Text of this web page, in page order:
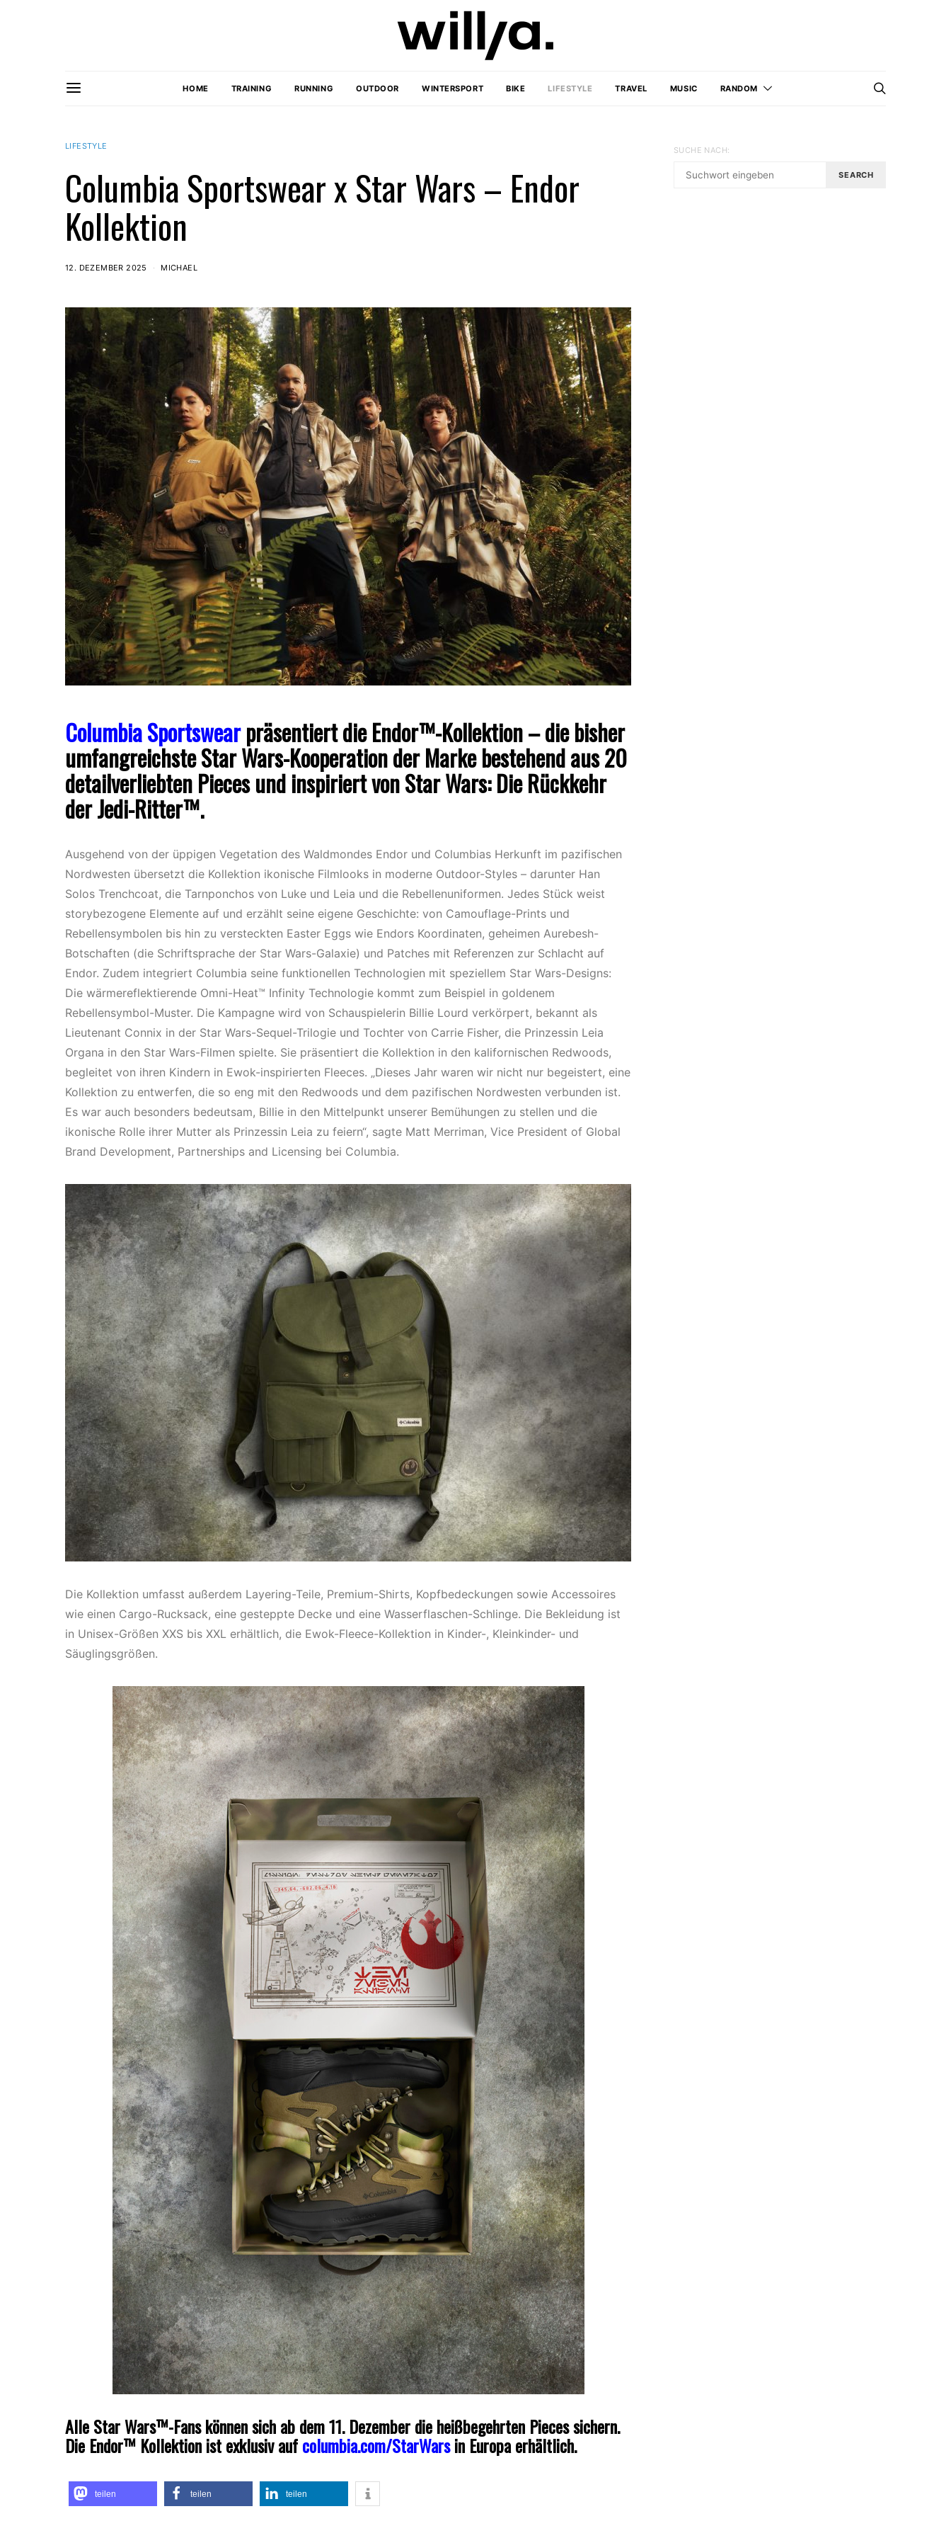
HOME TRAINING RUNNING OUTDOOR WINTERSPORT BIKE LIFESTYLE TRAVEL MUSIC RANDOM
LIFESTYLE
Columbia Sportswear x Star Wars – Endor
Kollektion
12. DEZEMBER 2025 MICHAEL
Columbia Sportswearpräsentiert die Endor™-Kollektion – die bisher
umfangreichste Star Wars-Kooperation der Marke bestehend aus 20
detailverliebten Pieces und inspiriert von Star Wars: Die Rückkehr
der Jedi-Ritter™.
Ausgehend von der üppigen Vegetation des Waldmondes Endor und Columbias Herkunft im pazifischen
Nordwesten übersetzt die Kollektion ikonische Filmlooks in moderne Outdoor-Styles – darunter Han
Solos Trenchcoat, die Tarnponchos von Luke und Leia und die Rebellenuniformen. Jedes Stück weist
storybezogene Elemente auf und erzählt seine eigene Geschichte: von Camouflage-Prints und
Rebellensymbolen bis hin zu versteckten Easter Eggs wie Endors Koordinaten, geheimen Aurebesh-
Botschaften (die Schriftsprache der Star Wars-Galaxie) und Patches mit Referenzen zur Schlacht auf
Endor. Zudem integriert Columbia seine funktionellen Technologien mit speziellem Star Wars-Designs:
Die wärmereflektierende Omni-Heat™ Infinity Technologie kommt zum Beispiel in goldenem
Rebellensymbol-Muster. Die Kampagne wird von Schauspielerin Billie Lourd verkörpert, bekannt als
Lieutenant Connix in der Star Wars-Sequel-Trilogie und Tochter von Carrie Fisher, die Prinzessin Leia
Organa in den Star Wars-Filmen spielte. Sie präsentiert die Kollektion in den kalifornischen Redwoods,
begleitet von ihren Kindern in Ewok-inspirierten Fleeces. „Dieses Jahr waren wir nicht nur begeistert, eine
Kollektion zu entwerfen, die so eng mit den Redwoods und dem pazifischen Nordwesten verbunden ist.
Es war auch besonders bedeutsam, Billie in den Mittelpunkt unserer Bemühungen zu stellen und die
ikonische Rolle ihrer Mutter als Prinzessin Leia zu feiern“, sagte Matt Merriman, Vice President of Global
Brand Development, Partnerships and Licensing bei Columbia.
Die Kollektion umfasst außerdem Layering-Teile, Premium-Shirts, Kopfbedeckungen sowie Accessoires
wie einen Cargo-Rucksack, eine gesteppte Decke und eine Wasserflaschen-Schlinge. Die Bekleidung ist
in Unisex-Größen XXS bis XXL erhältlich, die Ewok-Fleece-Kollektion in Kinder-, Kleinkinder- und
Säuglingsgrößen.
Alle Star Wars™-Fans können sich ab dem 11. Dezember die heißbegehrten Pieces sichern.
Die Endor™ Kollektion ist exklusiv aufcolumbia.com/StarWarsin Europa erhältlich.
teilen teilen teilen
SUCHE NACH:
SEARCH